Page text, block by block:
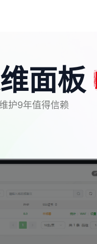
面板
护9年值得信赖